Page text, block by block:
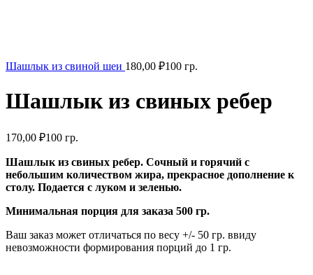
Шашлык из свиной шеи 180,00 ₽100 гр.
Шашлык из свиных ребер
170,00 ₽100 гр.
Шашлык из свиных ребер. Сочный и горячий с
небольшим количеством жира, прекрасное дополнение к
столу. Подается с луком и зеленью.
Минимальная порция для заказа 500 гр.
Ваш заказ может отличаться по весу +/- 50 гр. ввиду
невозможности формирования порций до 1 гр.